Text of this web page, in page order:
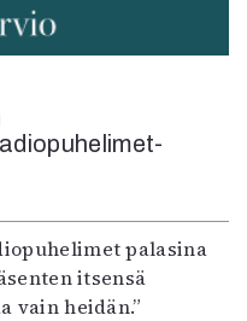
palasina
itsensä
vain heidän.”